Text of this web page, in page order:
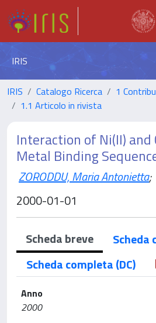
IRIS
IRIS Catalogo Ricerca
1
1.1 Articolo in rivista
Interaction of Ni(II) and
Metal Binding
ZORODDU, Maria Antonietta;
2000-01-01
Scheda breve
Scheda
Scheda completa (DC)
Anno
2000